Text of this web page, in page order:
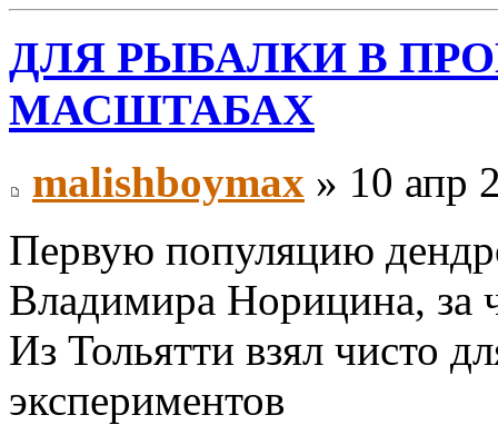
ДЛЯ РЫБАЛКИ В
МАСШТАБАХ
malishboymax » 10 апр
Первую популяцию
Владимира Норицина, за
Из Тольятти взял чисто
экспериментов